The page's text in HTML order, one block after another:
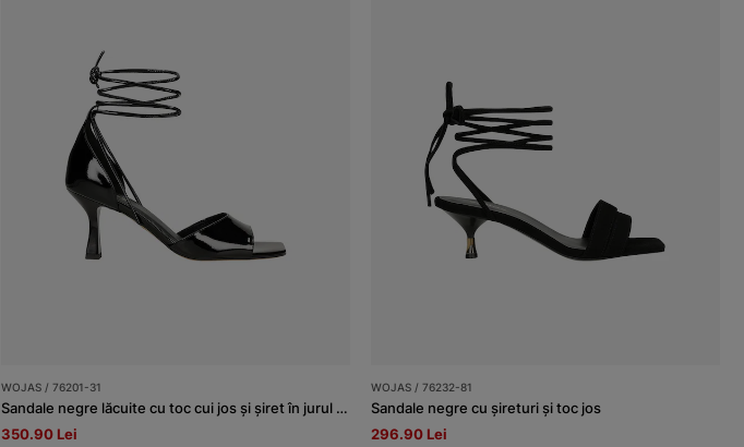
WOJAS / 76201-31
Sandale negre lăcuite cu toc cui jos și șiret în jurul gleznei
350.90 Lei
WOJAS / 76232-81
Sandale negre cu șireturi și toc jos
296.90 Lei